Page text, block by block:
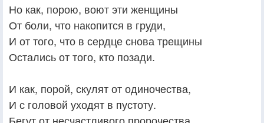
Но как, порою, воют эти женщины
От боли, что накопится в груди,
И от того, что в сердце снова трещины
Остались от того, кто позади.
И как, порой, скулят от одиночества,
И с головой уходят в пустоту.
Бегут от несчастливого пророчества,